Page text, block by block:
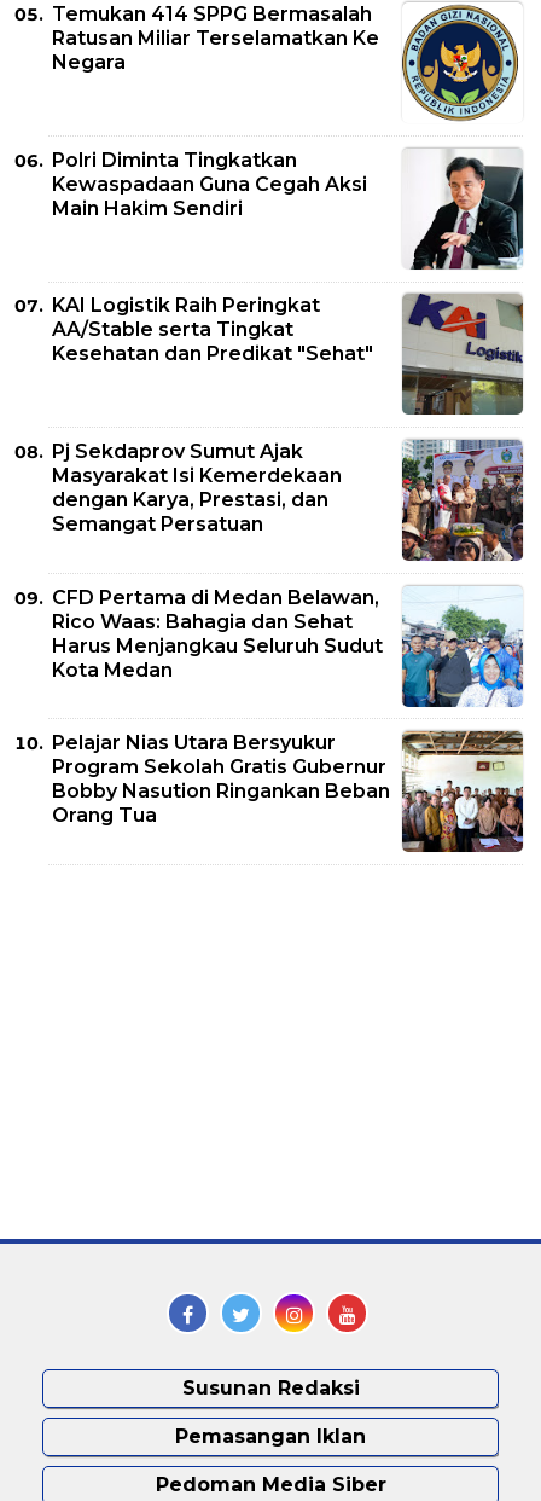
Temukan 414 SPPG Bermasalah
Ratusan Miliar Terselamatkan Ke
Negara
Polri Diminta Tingkatkan
Kewaspadaan Guna Cegah Aksi
Main Hakim Sendiri
KAI Logistik Raih Peringkat
AA/Stable serta Tingkat
Kesehatan dan Predikat "Sehat"
Pj Sekdaprov Sumut Ajak
Masyarakat Isi Kemerdekaan
dengan Karya, Prestasi, dan
Semangat Persatuan
CFD Pertama di Medan Belawan,
Rico Waas: Bahagia dan Sehat
Harus Menjangkau Seluruh Sudut
Kota Medan
Pelajar Nias Utara Bersyukur
Program Sekolah Gratis Gubernur
Bobby Nasution Ringankan Beban
Orang Tua
Susunan Redaksi
Pemasangan Iklan
Pedoman Media Siber